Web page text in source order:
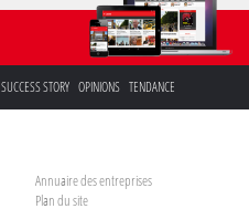
SUCCESS STORY OPINIONS TENDANCE
Annuaire des entreprises
Plan du site